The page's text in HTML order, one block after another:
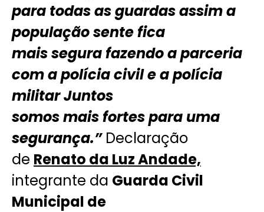
para todas as guardas assim a
população sente fica
mais segura fazendo a parceria
com a polícia civil e a polícia
militar Juntos
somos mais fortes para uma
segurança.”Declaração
de Renato da Luz Andade,
integrante da Guarda Civil
Municipal de